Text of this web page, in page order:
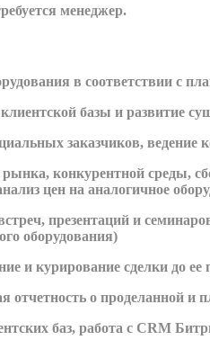
менеджер.
в соответствии с
базы и развитие
заказчиков, ведение
конкурентной среды,
цен на аналогичное
презентаций и
оборудования)
и курирование сделки до
отчетность о проделанной и
баз, работа с CRM